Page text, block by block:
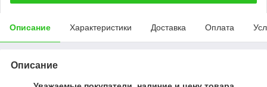
Описание Характеристики Доставка Оплата
Описание